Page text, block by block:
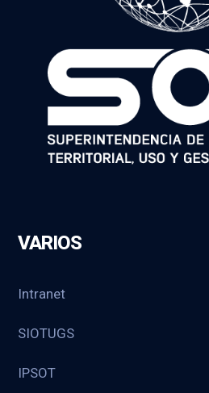
VARIOS
Intranet
SIOTUGS
IPSOT